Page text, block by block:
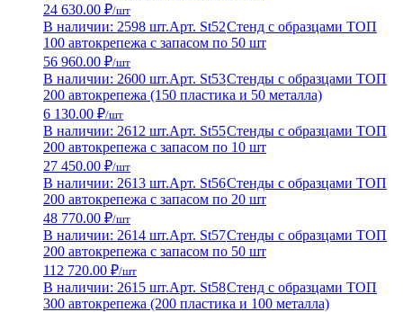
24 630.00 ₽/шт
В наличии: 2598 шт.Арт. St52Стенд с образцами ТОП
100 автокрепежа с запасом по 50 шт
56 960.00 ₽/шт
В наличии: 2600 шт.Арт. St53Стенды с образцами ТОП
200 автокрепежа (150 пластика и 50 металла)
6 130.00 ₽/шт
В наличии: 2612 шт.Арт. St55Стенды с образцами ТОП
200 автокрепежа с запасом по 10 шт
27 450.00 ₽/шт
В наличии: 2613 шт.Арт. St56Стенды с образцами ТОП
200 автокрепежа с запасом по 20 шт
48 770.00 ₽/шт
В наличии: 2614 шт.Арт. St57Стенды с образцами ТОП
200 автокрепежа с запасом по 50 шт
112 720.00 ₽/шт
В наличии: 2615 шт.Арт. St58Стенд с образцами ТОП
300 автокрепежа (200 пластика и 100 металла)